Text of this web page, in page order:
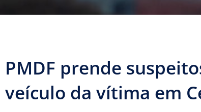
PMDF prende
veículo da vítima em